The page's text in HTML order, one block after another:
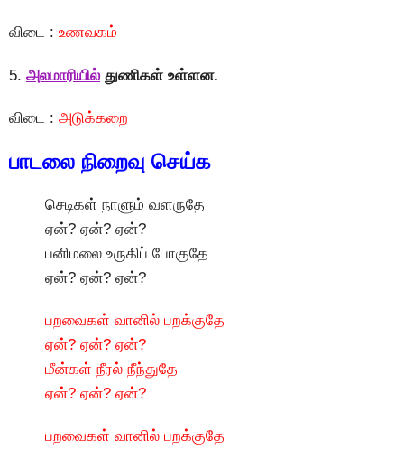
விடை : உணவகம்
5. அலமாரியில் துணிகள் உள்ளன.
விடை : அடுக்கறை
பாடலை நிறைவு செய்க
செடிகள் நாளும் வளருதே
ஏன்? ஏன்? ஏன்?
பனிமலை உருகிப் போகுதே
ஏன்? ஏன்? ஏன்?
பறவைகள் வானில் பறக்குதே
ஏன்? ஏன்? ஏன்?
மீன்கள் நீரல் நீந்துதே
ஏன்? ஏன்? ஏன்?
பறவைகள் வானில் பறக்குதே